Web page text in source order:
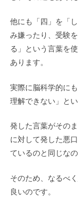
他にも「四」を「
み嫌ったり、受験
る」という言葉を
あります。
実際に脳科学的に
理解できない」と
発した言葉がその
に対して発した悪
ているのと同じなの
そのため、なるべ
良いのです。